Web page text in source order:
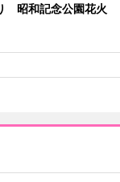
昭和記念公園花火